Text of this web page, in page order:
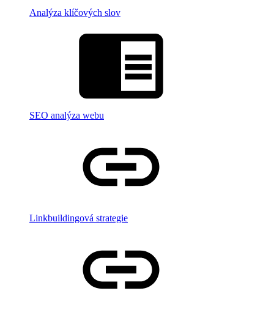
Analýza klíčových slov
SEO analýza webu
Linkbuildingová strategie